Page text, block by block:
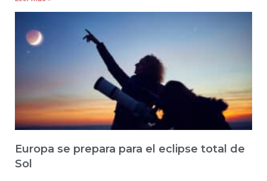
Europa se prepara para el eclipse total de
Sol